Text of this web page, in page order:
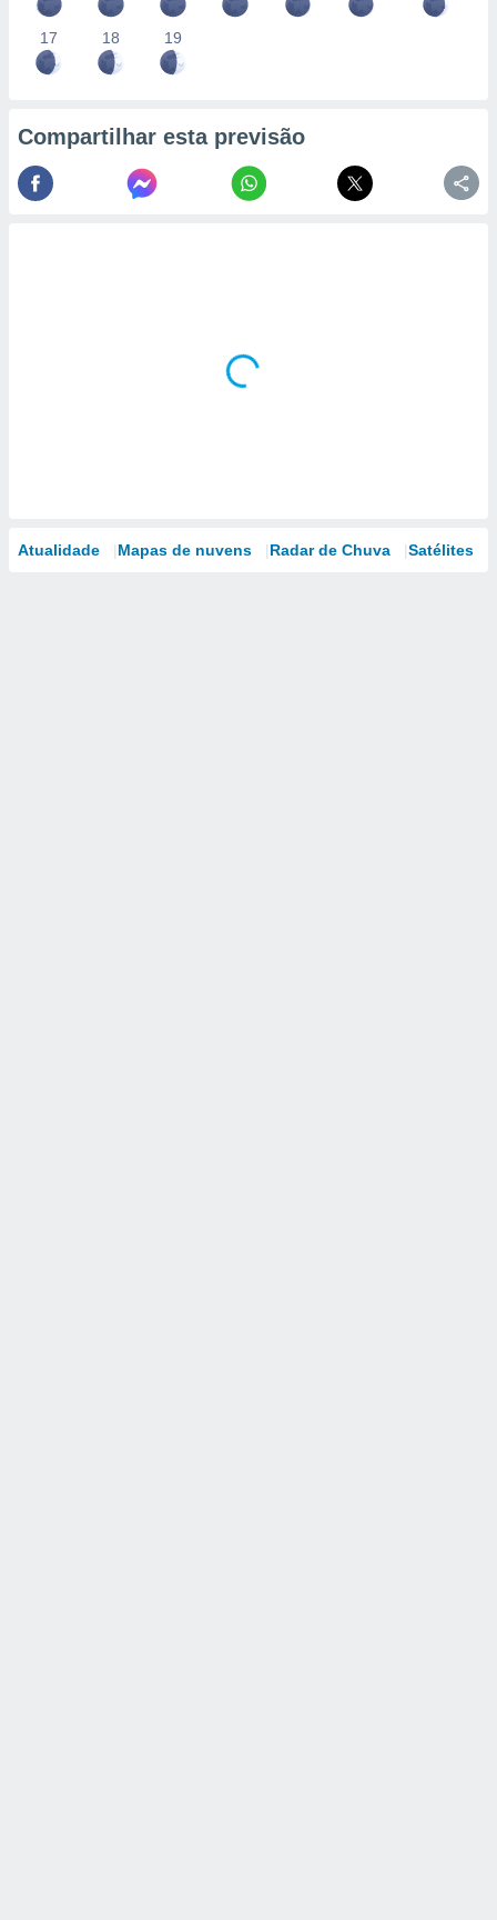
17 18 19
Compartilhar esta previsão
Atualidade Mapas de nuvens Radar de Chuva Satélites